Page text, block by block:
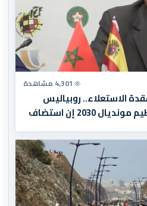
4,301 مشاهدة
الاستعلاء.. روبياليس
يطالب بالانسحاب من تنظيم مونديال 2030 إن استضاف